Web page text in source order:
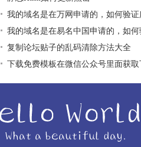
我的域名是在万网申请的，如何验
我的域名是在易名中国申请的，如
复制论坛贴子的乱码清除方法大全
下载免费模板在微信公众号里面获